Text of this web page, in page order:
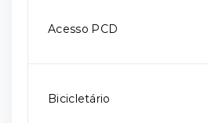
Acesso PCD
Bicicletário